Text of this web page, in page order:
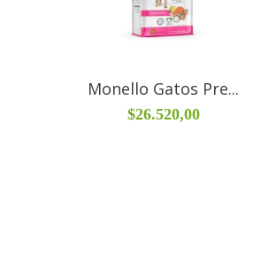
Monello Gatos Pre...
$26.520,00